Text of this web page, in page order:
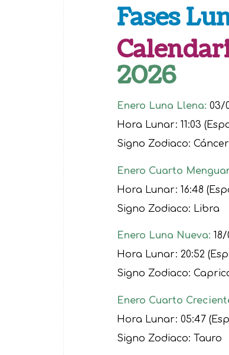
Fases
2026
Enero Luna Llena: 03/
Hora Lunar: 11:03
Signo Zodiaco: Cáncer
Enero Cuarto
Hora Lunar: 16:48
Signo Zodiaco: Libra
Enero Luna Nueva:
Hora Lunar: 20:52
Signo Zodiaco:
Enero Cuarto
Hora Lunar: 05:47
Signo Zodiaco: Tauro